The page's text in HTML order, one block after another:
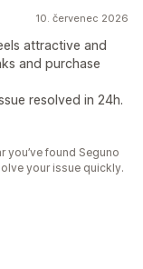
10. červenec 2026
attractive and
and purchase
resolved in 24h.
you’ve found Seguno
your issue quickly.